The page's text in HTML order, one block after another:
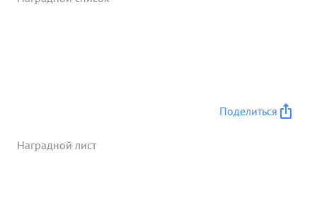
Поделиться
Наградной лист